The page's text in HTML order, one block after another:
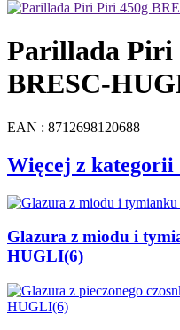
Parillada Piri
BRESC-
EAN : 8712698120688
Więcej z kategorii
Glazura z miodu i
HUGLI(6)